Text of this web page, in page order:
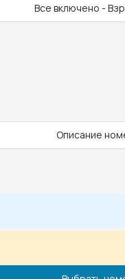
Все включено -
Описание